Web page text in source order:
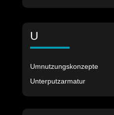
U
Umnutzungskonzepte
Unterputzarmatur